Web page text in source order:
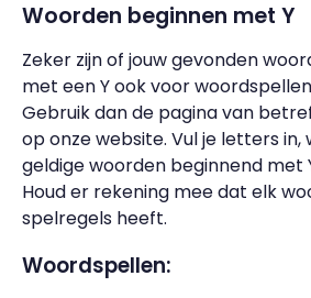
Woorden beginnen met Y
Zeker zijn of jouw gevonden
met een Y ook voor
Gebruik dan de pagina van
op onze website. Vul je letters in,
geldige woorden beginnend met
Houd er rekening mee dat elk
spelregels heeft.
Woordspellen: